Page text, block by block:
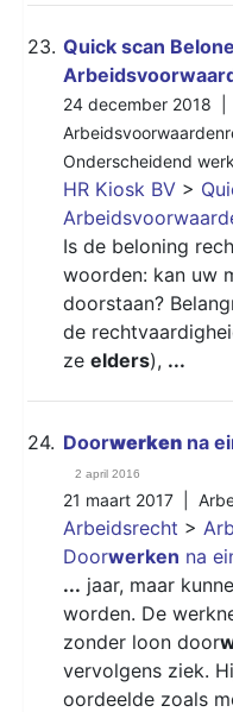
23. Quick scan
24 december 2018 |
Onderscheidend
HR Kiosk BV >
Is de beloning
woorden: kan uw
doorstaan?
de
ze elders), ...
24. Doorwerken na
2 april 2016
21 maart 2017 |
Arbeidsrecht >
Doorwerken na
... jaar, maar
worden. De
zonder loon door
vervolgens ziek.
oordeelde zoals